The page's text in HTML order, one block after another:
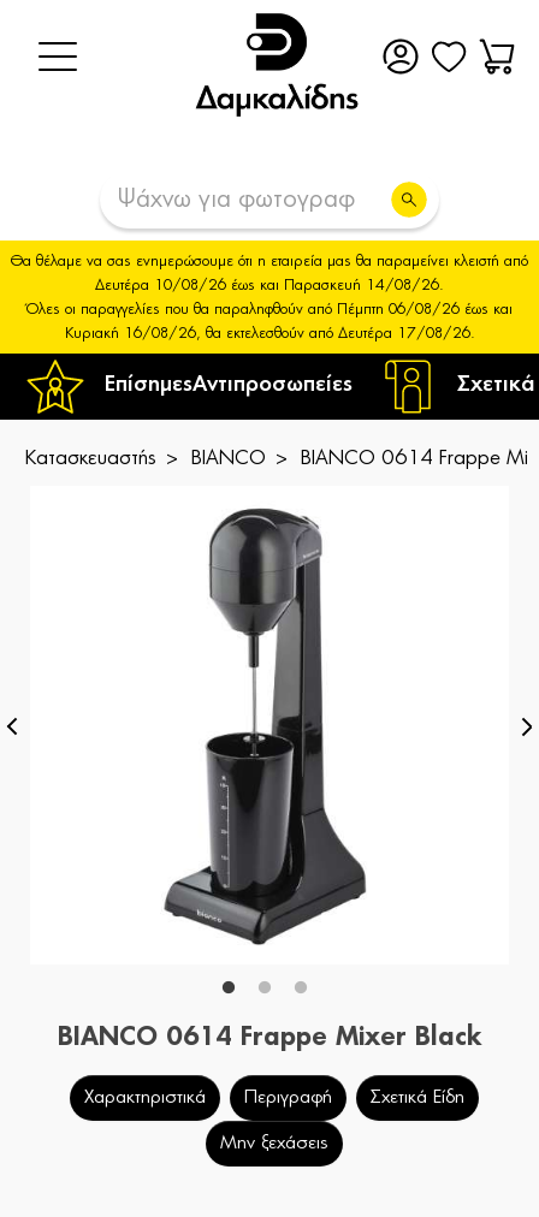
ΕπίσημεςΑντιπροσωπείες
Θα θέλαμε να σας ενημερώσουμε ότι η εταιρεία μας θα παραμείνει κλειστή από
Δευτέρα 10/08/26 έως και Παρασκευή 14/08/26.
Όλες οι παραγγελίες που θα παραληφθούν από Πέμπτη 06/08/26 έως και
Κυριακή 16/08/26, θα εκτελεσθούν από Δευτέρα 17/08/26.
Κατασκευαστής BIANCO BIANCO 0614 Frappe
BIANCO 0614 Frappe Mixer Black
Χαρακτηριστικά Περιγραφή Σχετικά Είδη
Μην ξεχάσεις